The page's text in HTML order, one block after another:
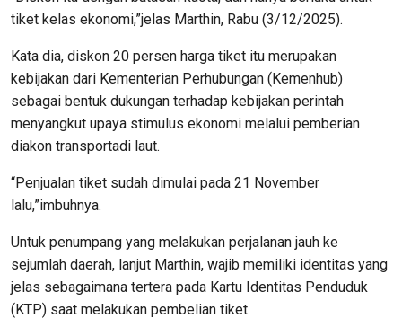
tiket kelas ekonomi,”jelas Marthin, Rabu (3/12/2025).
Kata dia, diskon 20 persen harga tiket itu merupakan
kebijakan dari Kementerian Perhubungan (Kemenhub)
sebagai bentuk dukungan terhadap kebijakan perintah
menyangkut upaya stimulus ekonomi melalui pemberian
diakon transportadi laut.
“Penjualan tiket sudah dimulai pada 21 November
lalu,”imbuhnya.
Untuk penumpang yang melakukan perjalanan jauh ke
sejumlah daerah, lanjut Marthin, wajib memiliki identitas yang
jelas sebagaimana tertera pada Kartu Identitas Penduduk
(KTP) saat melakukan pembelian tiket.